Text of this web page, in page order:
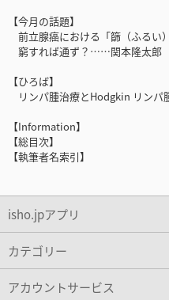
【今月の話題】
前立腺癌における「篩（ふる
窮すれば通ず？……関本隆太
【ひろば】
リンパ腫治療とHodgkin リン
【Information】
【総目次】
【執筆者名索引】
isho.jpアプリ
カテゴリー
アカウントサービス